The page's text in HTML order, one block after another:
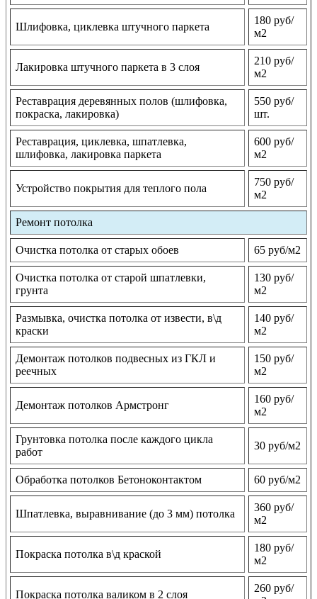
Шлифовка, циклевка штучного паркета
180 руб/
м2
Лакировка штучного паркета в 3 слоя
210 руб/
м2
Реставрация деревянных полов (шлифовка,
покраска, лакировка)
550 руб/
шт.
Реставрация, циклевка, шпатлевка,
шлифовка, лакировка паркета
600 руб/
м2
Устройство покрытия для теплого пола
750 руб/
м2
Ремонт потолка
Очистка потолка от старых обоев 65 руб/м2
Очистка потолка от старой шпатлевки,
грунта
130 руб/
м2
Размывка, очистка потолка от извести, в\д
краски
140 руб/
м2
Демонтаж потолков подвесных из ГКЛ и
реечных
150 руб/
м2
Демонтаж потолков Армстронг
160 руб/
м2
Грунтовка потолка после каждого цикла
работ
30 руб/м2
Обработка потолков Бетоноконтактом 60 руб/м2
Шпатлевка, выравнивание (до 3 мм) потолка
360 руб/
м2
Покраска потолка в\д краской
180 руб/
м2
Покраска потолка валиком в 2 слоя
260 руб/